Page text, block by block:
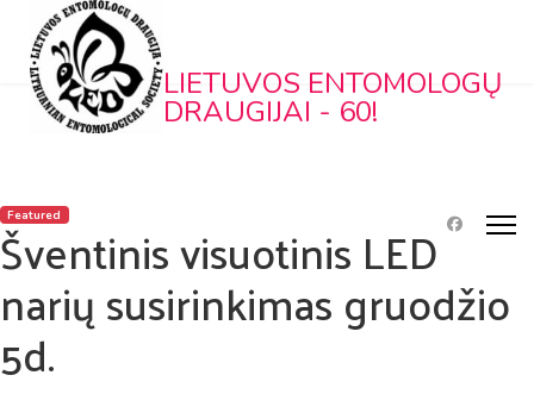
LIETUVOS ENTOMOLOGŲ
DRAUGIJAI - 60!
Featured
Šventinis visuotinis LED
narių susirinkimas gruodžio
5d.